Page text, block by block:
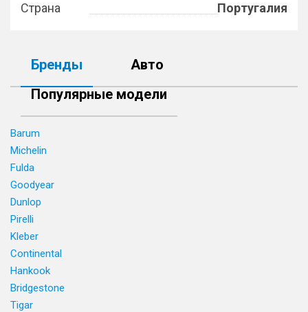
Страна
Португалия
Бренды
Авто
Популярные модели
Barum
Michelin
Fulda
Goodyear
Dunlop
Pirelli
Kleber
Continental
Hankook
Bridgestone
Tigar